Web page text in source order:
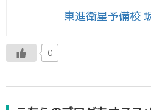
東進衛星予備校
0